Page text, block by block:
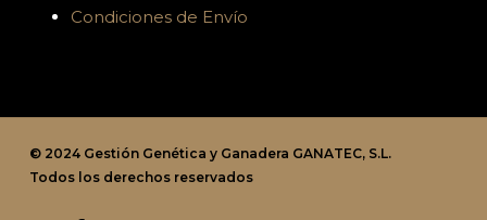
Condiciones de Envío
© 2024 Gestión Genética y Ganadera GANATEC, S.L.
Todos los derechos reservados